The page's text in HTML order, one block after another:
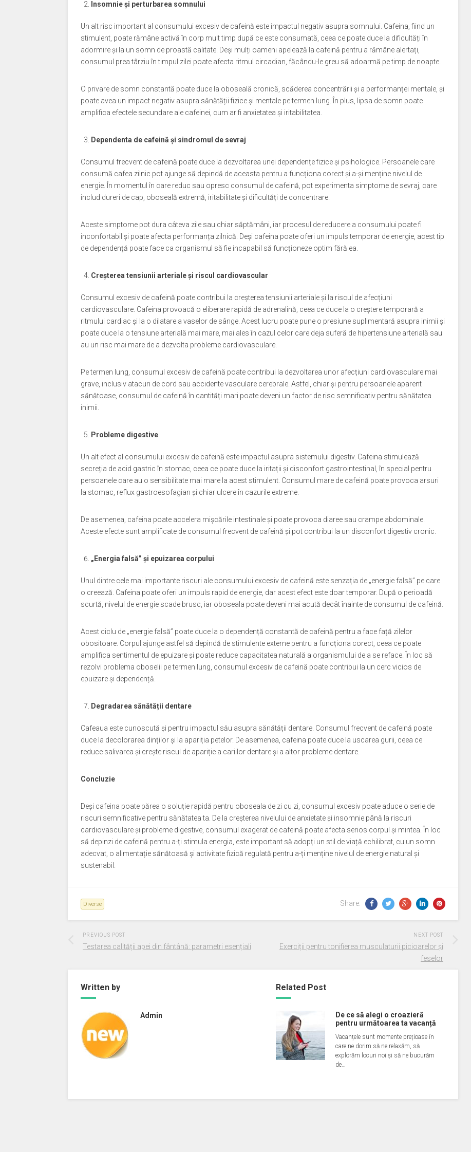
Insomnie și perturbarea somnului
Un alt risc important al consumului excesiv de cafeină este impactul negativ asupra somnului. Cafeina, fiind un
stimulent, poate rămâne activă în corp mult timp după ce este consumată, ceea ce poate duce la dificultăți în
adormire și la un somn de proastă calitate. Deși mulți oameni apelează la cafeină pentru a rămâne alertați,
consumul prea târziu în timpul zilei poate afecta ritmul circadian, făcându-le greu să adoarmă pe timp de noapte.
O privare de somn constantă poate duce la oboseală cronică, scăderea concentrării și a performanței mentale, și
poate avea un impact negativ asupra sănătății fizice și mentale pe termen lung. În plus, lipsa de somn poate
amplifica efectele secundare ale cafeinei, cum ar fi anxietatea și iritabilitatea.
Dependenta de cafeină și sindromul de sevraj
Consumul frecvent de cafeină poate duce la dezvoltarea unei dependențe fizice și psihologice. Persoanele care
consumă cafea zilnic pot ajunge să depindă de aceasta pentru a funcționa corect și a-și menține nivelul de
energie. În momentul în care reduc sau opresc consumul de cafeină, pot experimenta simptome de sevraj, care
includ dureri de cap, oboseală extremă, iritabilitate și dificultăți de concentrare.
Aceste simptome pot dura câteva zile sau chiar săptămâni, iar procesul de reducere a consumului poate fi
inconfortabil și poate afecta performanța zilnică. Deși cafeina poate oferi un impuls temporar de energie, acest tip
de dependență poate face ca organismul să fie incapabil să funcționeze optim fără ea.
Creșterea tensiunii arteriale și riscul cardiovascular
Consumul excesiv de cafeină poate contribui la creșterea tensiunii arteriale și la riscul de afecțiuni
cardiovasculare. Cafeina provoacă o eliberare rapidă de adrenalină, ceea ce duce la o creștere temporară a
ritmului cardiac și la o dilatare a vaselor de sânge. Acest lucru poate pune o presiune suplimentară asupra inimii și
poate duce la o tensiune arterială mai mare, mai ales în cazul celor care deja suferă de hipertensiune arterială sau
au un risc mai mare de a dezvolta probleme cardiovasculare.
Pe termen lung, consumul excesiv de cafeină poate contribui la dezvoltarea unor afecțiuni cardiovasculare mai
grave, inclusiv atacuri de cord sau accidente vasculare cerebrale. Astfel, chiar și pentru persoanele aparent
sănătoase, consumul de cafeină în cantități mari poate deveni un factor de risc semnificativ pentru sănătatea
inimii.
Probleme digestive
Un alt efect al consumului excesiv de cafeină este impactul asupra sistemului digestiv. Cafeina stimulează
secreția de acid gastric în stomac, ceea ce poate duce la iritații și disconfort gastrointestinal, în special pentru
persoanele care au o sensibilitate mai mare la acest stimulent. Consumul mare de cafeină poate provoca arsuri
la stomac, reflux gastroesofagian și chiar ulcere în cazurile extreme.
De asemenea, cafeina poate accelera mișcările intestinale și poate provoca diaree sau crampe abdominale.
Aceste efecte sunt amplificate de consumul frecvent de cafeină și pot contribui la un disconfort digestiv cronic.
„Energia falsă” și epuizarea corpului
Unul dintre cele mai importante riscuri ale consumului excesiv de cafeină este senzația de „energie falsă” pe care
o creează. Cafeina poate oferi un impuls rapid de energie, dar acest efect este doar temporar. După o perioadă
scurtă, nivelul de energie scade brusc, iar oboseala poate deveni mai acută decât înainte de consumul de cafeină.
Acest ciclu de „energie falsă” poate duce la o dependență constantă de cafeină pentru a face față zilelor
obositoare. Corpul ajunge astfel să depindă de stimulente externe pentru a funcționa corect, ceea ce poate
amplifica sentimentul de epuizare și poate reduce capacitatea naturală a organismului de a se reface. În loc să
rezolvi problema oboselii pe termen lung, consumul excesiv de cafeină poate contribui la un cerc vicios de
epuizare și dependență.
Degradarea sănătății dentare
Cafeaua este cunoscută și pentru impactul său asupra sănătății dentare. Consumul frecvent de cafeină poate
duce la decolorarea dinților și la apariția petelor. De asemenea, cafeina poate duce la uscarea gurii, ceea ce
reduce salivarea și crește riscul de apariție a cariilor dentare și a altor probleme dentare.
Concluzie
Deși cafeina poate părea o soluție rapidă pentru oboseala de zi cu zi, consumul excesiv poate aduce o serie de
riscuri semnificative pentru sănătatea ta. De la creșterea nivelului de anxietate și insomnie până la riscuri
cardiovasculare și probleme digestive, consumul exagerat de cafeină poate afecta serios corpul și mintea. În loc
să depinzi de cafeină pentru a-ți stimula energia, este important să adopți un stil de viață echilibrat, cu un somn
adecvat, o alimentație sănătoasă și activitate fizică regulată pentru a-ți menține nivelul de energie natural și
sustenabil.
Diverse Share:
PREVIOUS POST
Testarea calității apei din fântână: parametri esențiali
NEXT POST
Exerciții pentru tonifierea musculaturii picioarelor și
feselor
Written by
Admin
Related Post
De ce să alegi o croazieră
pentru următoarea ta vacanță
Vacanțele sunt momente prețioase în
care ne dorim să ne relaxăm, să
explorăm locuri noi și să ne bucurăm
de…